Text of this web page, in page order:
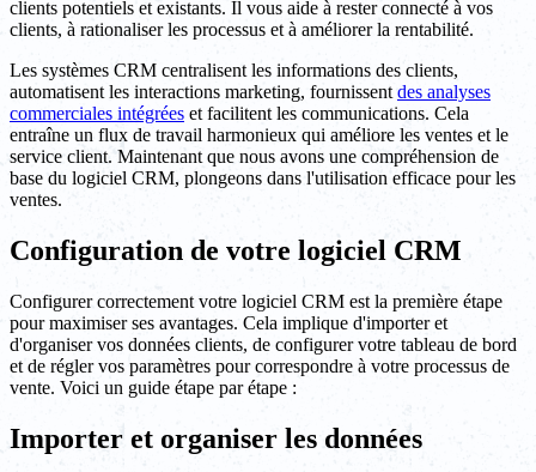
clients potentiels et existants. Il vous aide à rester connecté à vos
clients, à rationaliser les processus et à améliorer la rentabilité.
Les systèmes CRM centralisent les informations des clients,
automatisent les interactions marketing, fournissentdes analyses
commerciales intégrées et facilitent les communications. Cela
entraîne un flux de travail harmonieux qui améliore les ventes et le
service client. Maintenant que nous avons une compréhension de
base du logiciel CRM, plongeons dans l'utilisation efficace pour les
ventes.
Configuration de votre logiciel CRM
Configurer correctement votre logiciel CRM est la première étape
pour maximiser ses avantages. Cela implique d'importer et
d'organiser vos données clients, de configurer votre tableau de bord
et de régler vos paramètres pour correspondre à votre processus de
vente. Voici un guide étape par étape :
Importer et organiser les données